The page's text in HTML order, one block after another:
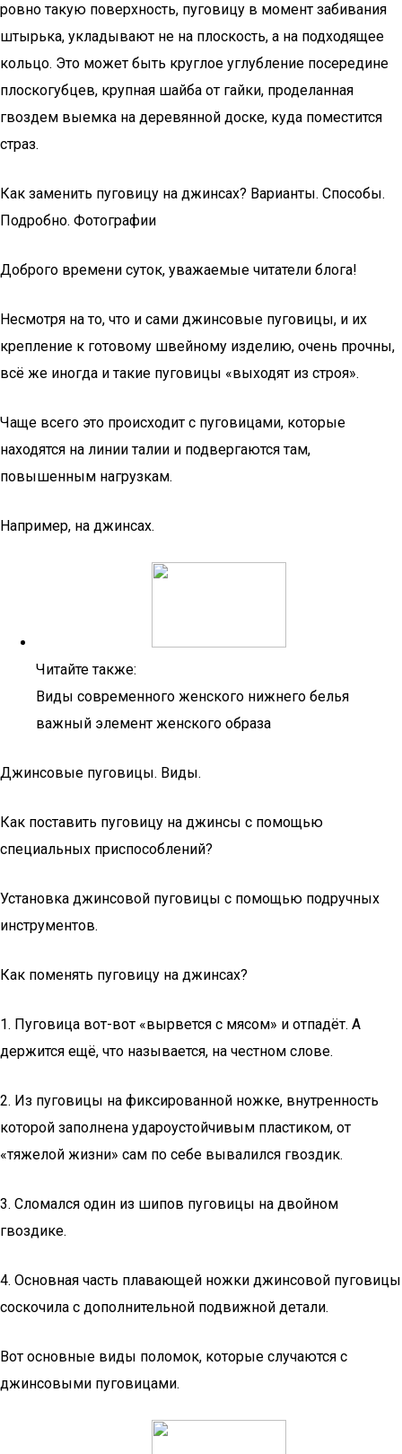
ровно такую поверхность, пуговицу в момент забивания
штырька, укладывают не на плоскость, а на подходящее
кольцо. Это может быть круглое углубление посередине
плоскогубцев, крупная шайба от гайки, проделанная
гвоздем выемка на деревянной доске, куда поместится
страз.
Как заменить пуговицу на джинсах? Варианты. Способы.
Подробно. Фотографии
Доброго времени суток, уважаемые читатели блога!
Несмотря на то, что и сами джинсовые пуговицы, и их
крепление к готовому швейному изделию, очень прочны,
всё же иногда и такие пуговицы «выходят из строя».
Чаще всего это происходит с пуговицами, которые
находятся на линии талии и подвергаются там,
повышенным нагрузкам.
Например, на джинсах.
Читайте также:
Виды современного женского нижнего белья
важный элемент женского образа
Джинсовые пуговицы. Виды.
Как поставить пуговицу на джинсы с помощью
специальных приспособлений?
Установка джинсовой пуговицы с помощью подручных
инструментов.
Как поменять пуговицу на джинсах?
1. Пуговица вот-вот «вырвется с мясом» и отпадёт. А
держится ещё, что называется, на честном слове.
2. Из пуговицы на фиксированной ножке, внутренность
которой заполнена удароустойчивым пластиком, от
«тяжелой жизни» сам по себе вывалился гвоздик.
3. Сломался один из шипов пуговицы на двойном
гвоздике.
4. Основная часть плавающей ножки джинсовой пуговицы
соскочила с дополнительной подвижной детали.
Вот основные виды поломок, которые случаются с
джинсовыми пуговицами.